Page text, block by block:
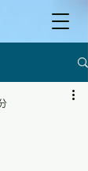
ています。